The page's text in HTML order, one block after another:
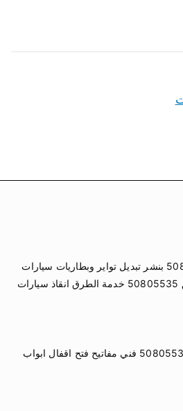
خدمة المساعدة على الطريق 50805535 خدمة الطرق انقاذ سيارات
فتح ابواب سيارات الكويت 50805535 فني مفاتيح فتح اقفال ابواب